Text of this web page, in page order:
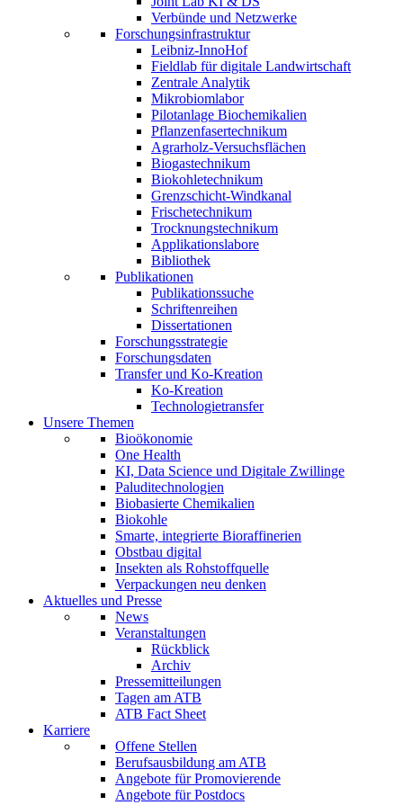
Verbünde und Netzwerke
Forschungsinfrastruktur
Leibniz-InnoHof
Fieldlab für digitale Landwirtschaft
Zentrale Analytik
Mikrobiomlabor
Pilotanlage Biochemikalien
Pflanzenfasertechnikum
Agrarholz-Versuchsflächen
Biogastechnikum
Biokohletechnikum
Grenzschicht-Windkanal
Frischetechnikum
Trocknungstechnikum
Applikationslabore
Bibliothek
Publikationen
Publikationssuche
Schriftenreihen
Dissertationen
Forschungsstrategie
Forschungsdaten
Transfer und Ko-Kreation
Ko-Kreation
Technologietransfer
Unsere Themen
Bioökonomie
One Health
KI, Data Science und Digitale Zwillinge
Paluditechnologien
Biobasierte Chemikalien
Biokohle
Smarte, integrierte Bioraffinerien
Obstbau digital
Insekten als Rohstoffquelle
Verpackungen neu denken
Aktuelles und Presse
News
Veranstaltungen
Rückblick
Archiv
Pressemitteilungen
Tagen am ATB
ATB Fact Sheet
Karriere
Offene Stellen
Berufsausbildung am ATB
Angebote für Promovierende
Angebote für Postdocs